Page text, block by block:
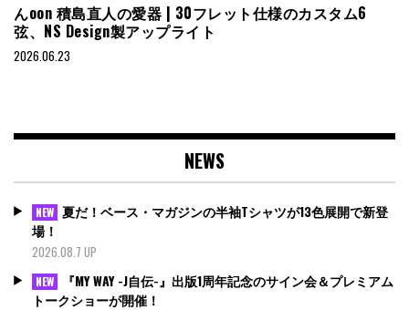
んoon 積島直人の愛器 | 30フレット仕様のカスタム6
弦、NS Design製アップライト
2026.06.23
NEWS
NEW 夏だ！ベース・マガジンの半袖Tシャツが13色展開で新登
場！
2026.08.7 UP
NEW
『MY WAY -J自伝-』出版1周年記念のサイン会＆プレミアム
トークショーが開催！